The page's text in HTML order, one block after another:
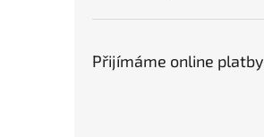
Přijímáme online platby